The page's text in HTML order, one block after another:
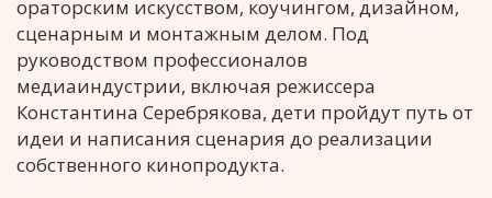
ораторским искусством, коучингом, дизайном,
сценарным и монтажным делом. Под
руководством профессионалов
медиаиндустрии, включая режиссера
Константина Серебрякова, дети пройдут путь от
идеи и написания сценария до реализации
собственного кинопродукта.